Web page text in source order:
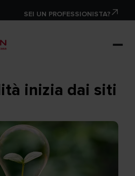
SEI UN PROFESSIONISTA?
inizia dai siti